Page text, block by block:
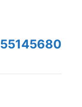
55145680